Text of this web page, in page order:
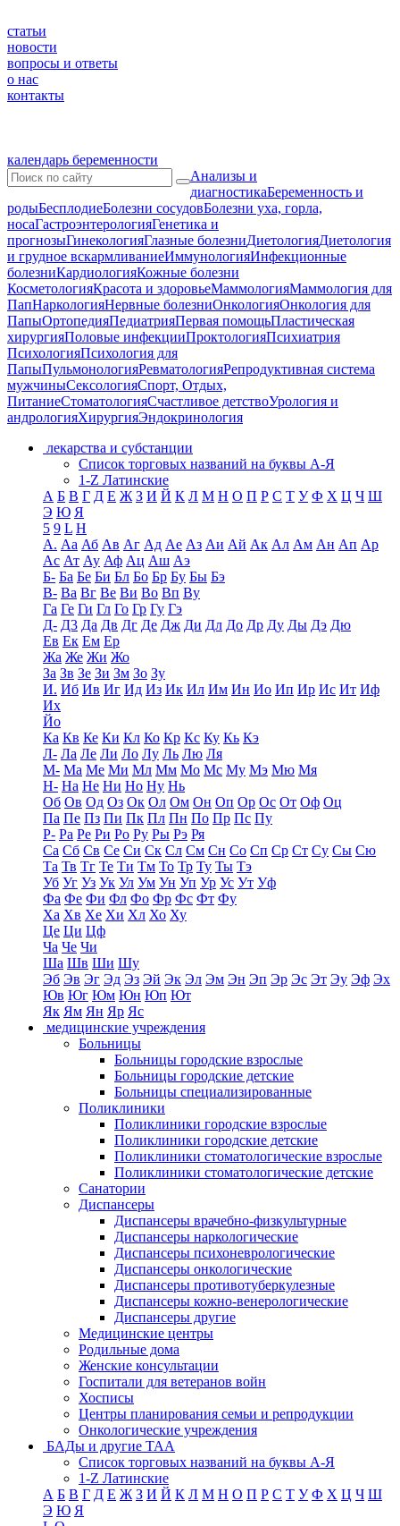
статьи
новости
вопросы и ответы
о нас
контакты
календарь беременности
Анализы и
диагностикаБеременность и
родыБесплодиеБолезни сосудовБолезни уха, горла,
носаГастроэнтерологияГенетика и
прогнозыГинекологияГлазные болезниДиетологияДиетология
и грудное вскармливаниеИммунологияИнфекционные
болезниКардиологияКожные болезни
КосметологияКрасота и здоровьеМаммологияМаммология для
ПапНаркологияНервные болезниОнкологияОнкология для
ПапыОртопедияПедиатрияПервая помощьПластическая
хирургияПоловые инфекцииПроктологияПсихиатрия
ПсихологияПсихология для
ПапыПульмонологияРевматологияРепродуктивная система
мужчиныСексологияСпорт, Отдых,
ПитаниеСтоматологияСчастливое детствоУрология и
андрологияХирургияЭндокринология
лекарства и субстанции
Список торговых названий на буквы А-Я
1-Z Латинские
А Б В Г Д Е Ж З И Й К Л М Н О П Р С Т У Ф Х Ц Ч Ш
Э Ю Я
5 9 L H
А. Аа Аб Ав Аг Ад Ае Аз Аи Ай Ак Ал Ам Ан Ап Ар
Ас Ат Ау Аф Ац Аш Аэ
Б- Ба Бе Би Бл Бо Бр Бу Бы Бэ
В- Ва Вг Ве Ви Во Вп Ву
Га Ге Ги Гл Го Гр Гу Гэ
Д- Д3 Да Дв Дг Де Дж Ди Дл До Др Ду Ды Дэ Дю
Ев Ек Ем Ер
Жа Же Жи Жо
За Зв Зе Зи Зм Зо Зу
И. Иб Ив Иг Ид Из Ик Ил Им Ин Ио Ип Ир Ис Ит Иф
Их
Йо
Ка Кв Ке Ки Кл Ко Кр Кс Ку Кь Кэ
Л- Ла Ле Ли Ло Лу Ль Лю Ля
М- Ма Ме Ми Мл Мм Мо Мс Му Мэ Мю Мя
Н- На Не Ни Но Ну Нь
Об Ов Од Оз Ок Ол Ом Он Оп Ор Ос От Оф Оц
Па Пе Пз Пи Пк Пл Пн По Пр Пс Пу
Р- Ра Ре Ри Ро Ру Ры Рэ Ря
Са Сб Св Се Си Ск Сл См Сн Со Сп Ср Ст Су Сы Сю
Та Тв Тг Те Ти Тм То Тр Ту Ты Тэ
Уб Уг Уз Ук Ул Ум Ун Уп Ур Ус Ут Уф
Фа Фе Фи Фл Фо Фр Фс Фт Фу
Ха Хв Хе Хи Хл Хо Ху
Це Ци Цф
Ча Че Чи
Ша Шв Ши Шу
Эб Эв Эг Эд Эз Эй Эк Эл Эм Эн Эп Эр Эс Эт Эу Эф Эх
Юв Юг Юм Юн Юп Ют
Як Ям Ян Яр Яс
медицинские учреждения
Больницы
Больницы городские взрослые
Больницы городские детские
Больницы специализированные
Поликлиники
Поликлиники городские взрослые
Поликлиники городские детские
Поликлиники стоматологические взрослые
Поликлиники стоматологические детские
Санатории
Диспансеры
Диспансеры врачебно-физкультурные
Диспансеры наркологические
Диспансеры психоневрологические
Диспансеры онкологические
Диспансеры противотуберкулезные
Диспансеры кожно-венерологические
Диспансеры другие
Медицинские центры
Родильные дома
Женские консультации
Госпитали для ветеранов войн
Хосписы
Центры планирования семьи и репродукции
Онкологические учреждения
БАДы и другие ТАА
Список торговых названий на буквы А-Я
1-Z Латинские
А Б В Г Д Е Ж З И Й К Л М Н О П Р С Т У Ф Х Ц Ч Ш
Э Ю Я